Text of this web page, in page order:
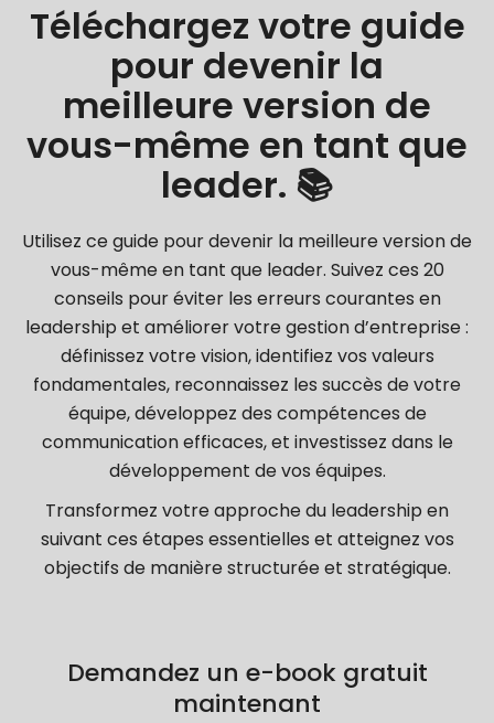
Téléchargez votre guide
pour devenir la
meilleure version de
vous-même en tant que
leader. 📚
Utilisez ce guide pour devenir la meilleure version de
vous-même en tant que leader. Suivez ces 20
conseils pour éviter les erreurs courantes en
leadership et améliorer votre gestion d’entreprise :
définissez votre vision, identifiez vos valeurs
fondamentales, reconnaissez les succès de votre
équipe, développez des compétences de
communication efficaces, et investissez dans le
développement de vos équipes.
Transformez votre approche du leadership en
suivant ces étapes essentielles et atteignez vos
objectifs de manière structurée et stratégique.
Demandez un e-book gratuit
maintenant